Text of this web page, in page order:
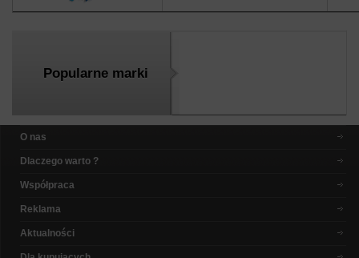
Popularne marki
O nas
Dlaczego warto ?
Współpraca
Reklama
Aktualności